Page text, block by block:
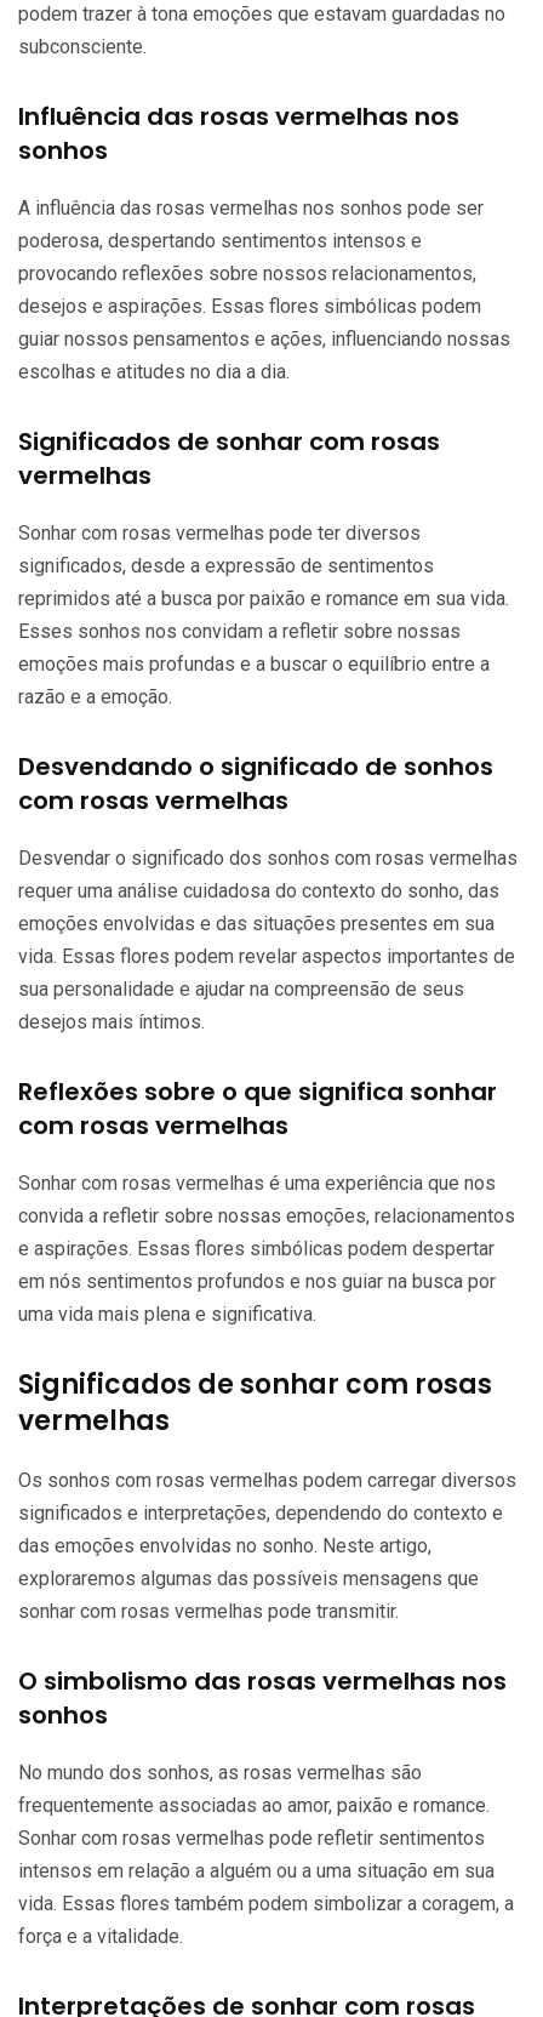
podem trazer à tona emoções que estavam guardadas no
subconsciente.
Influência das rosas vermelhas nos
sonhos
A influência das rosas vermelhas nos sonhos pode ser
poderosa, despertando sentimentos intensos e
provocando reflexões sobre nossos relacionamentos,
desejos e aspirações. Essas flores simbólicas podem
guiar nossos pensamentos e ações, influenciando nossas
escolhas e atitudes no dia a dia.
Significados de sonhar com rosas
vermelhas
Sonhar com rosas vermelhas pode ter diversos
significados, desde a expressão de sentimentos
reprimidos até a busca por paixão e romance em sua vida.
Esses sonhos nos convidam a refletir sobre nossas
emoções mais profundas e a buscar o equilíbrio entre a
razão e a emoção.
Desvendando o significado de sonhos
com rosas vermelhas
Desvendar o significado dos sonhos com rosas vermelhas
requer uma análise cuidadosa do contexto do sonho, das
emoções envolvidas e das situações presentes em sua
vida. Essas flores podem revelar aspectos importantes de
sua personalidade e ajudar na compreensão de seus
desejos mais íntimos.
Reflexões sobre o que significa sonhar
com rosas vermelhas
Sonhar com rosas vermelhas é uma experiência que nos
convida a refletir sobre nossas emoções, relacionamentos
e aspirações. Essas flores simbólicas podem despertar
em nós sentimentos profundos e nos guiar na busca por
uma vida mais plena e significativa.
Significados de sonhar com rosas
vermelhas
Os sonhos com rosas vermelhas podem carregar diversos
significados e interpretações, dependendo do contexto e
das emoções envolvidas no sonho. Neste artigo,
exploraremos algumas das possíveis mensagens que
sonhar com rosas vermelhas pode transmitir.
O simbolismo das rosas vermelhas nos
sonhos
No mundo dos sonhos, as rosas vermelhas são
frequentemente associadas ao amor, paixão e romance.
Sonhar com rosas vermelhas pode refletir sentimentos
intensos em relação a alguém ou a uma situação em sua
vida. Essas flores também podem simbolizar a coragem, a
força e a vitalidade.
Interpretações de sonhar com rosas